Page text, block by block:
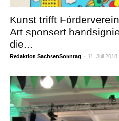
Kunst trifft
Art sponsert
die...
Redaktion SachsenSonntag - 11. Juli 2018